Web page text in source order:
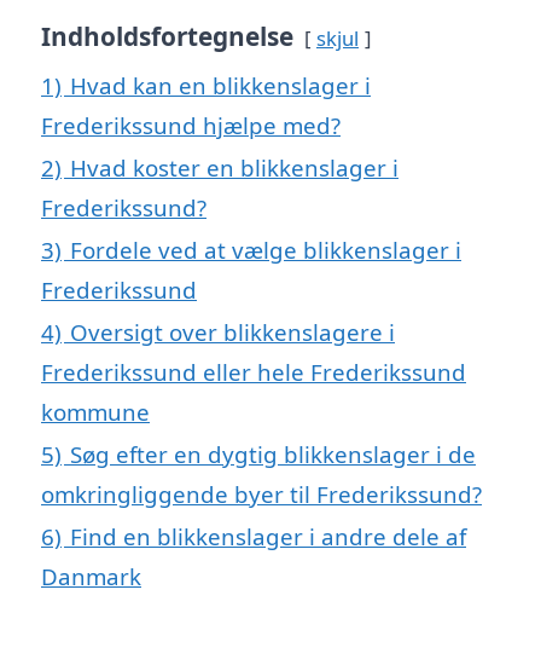
Indholdsfortegnelse skjul
1) Hvad kan en blikkenslager i
Frederikssund hjælpe med?
2) Hvad koster en blikkenslager i
Frederikssund?
3) Fordele ved at vælge blikkenslager i
Frederikssund
4) Oversigt over blikkenslagere i
Frederikssund eller hele Frederikssund
kommune
5) Søg efter en dygtig blikkenslager i de
omkringliggende byer til Frederikssund?
6) Find en blikkenslager i andre dele af
Danmark